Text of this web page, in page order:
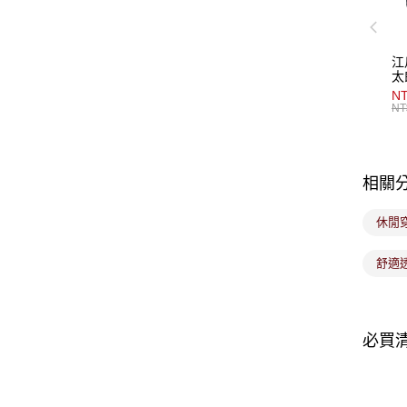
江
太
相關
休閒
舒適
必買